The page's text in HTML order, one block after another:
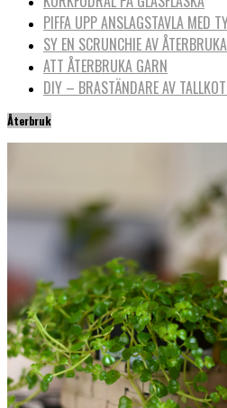
PIFFA UPP ANSLAGSTAVLA MED
SY EN SCRUNCHIE AV
ATT ÅTERBRUKA GARN
DIY – BRASTÄNDARE AV
Återbruk